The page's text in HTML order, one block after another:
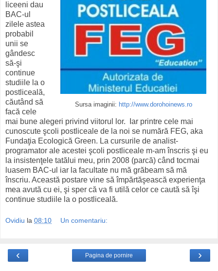
Sursa imaginii: http://www.dorohoinews.ro
liceeni dau
BAC-ul
zilele astea
probabil
unii se
gândesc
să-şi
continue
studiile la o
postliceală,
căutând să
facă cele
mai bune alegeri privind viitorul lor. Iar printre cele mai
cunoscute şcoli postliceale de la noi se numără FEG, aka
Fundaţia Ecologică Green. La cursurile de analist-
programator ale acestei şcoli postliceale m-am înscris şi eu
la insistenţele tatălui meu, prin 2008 (parcă) când tocmai
luasem BAC-ul iar la facultate nu mă grăbeam să mă
înscriu. Această postare vine să împărtăşească experienţa
mea avută cu ei, şi sper că va fi utilă celor ce caută să îşi
continue studiile la o postliceală.
Ovidiu la 08:10 Un comentariu:
‹ ›
Pagina de pornire